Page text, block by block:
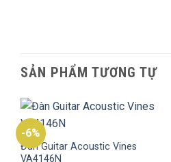
SẢN PHẨM TƯƠNG TỰ
-6%
Đàn Guitar Acoustic Vines
VA4146N